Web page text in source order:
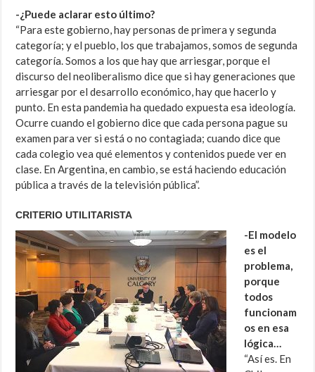
-¿Puede aclarar esto último?
“Para este gobierno, hay personas de primera y segunda
categoría; y el pueblo, los que trabajamos, somos de segunda
categoría. Somos a los que hay que arriesgar, porque el
discurso del neoliberalismo dice que si hay generaciones que
arriesgar por el desarrollo económico, hay que hacerlo y
punto. En esta pandemia ha quedado expuesta esa ideología.
Ocurre cuando el gobierno dice que cada persona pague su
examen para ver si está o no contagiada; cuando dice que
cada colegio vea qué elementos y contenidos puede ver en
clase. En Argentina, en cambio, se está haciendo educación
pública a través de la televisión pública”.
CRITERIO UTILITARISTA
-El modelo
es el
problema,
porque
todos
funcionam
os en esa
lógica…
“Así es. En